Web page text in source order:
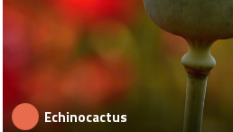
Echinocactus